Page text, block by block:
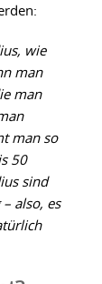
wie
man
man
man so
50
sind
also, es